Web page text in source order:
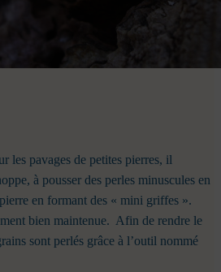
les pavages de petites pierres, il
à pousser des perles minuscules en
en formant des « mini griffes ».
bien maintenue. Afin de rendre le
sont perlés grâce à l’outil nommé